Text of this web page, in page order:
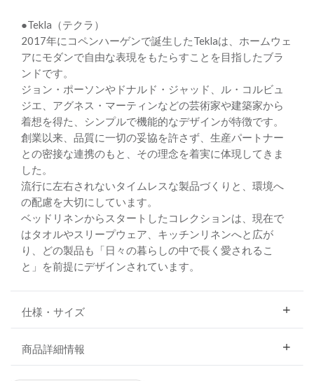
●Tekla（テクラ）
2017年にコペンハーゲンで誕生したTeklaは、ホームウェ
アにモダンで自由な表現をもたらすことを目指したブラ
ンドです。
ジョン・ポーソンやドナルド・ジャッド、ル・コルビュ
ジエ、アグネス・マーティンなどの芸術家や建築家から
着想を得た、シンプルで機能的なデザインが特徴です。
創業以来、品質に一切の妥協を許さず、生産パートナー
との密接な連携のもと、その理念を着実に体現してきま
した。
流行に左右されないタイムレスな製品づくりと、環境へ
の配慮を大切にしています。
ベッドリネンからスタートしたコレクションは、現在で
はタオルやスリープウェア、キッチンリネンへと広が
り、どの製品も「日々の暮らしの中で長く愛されるこ
と」を前提にデザインされています。
仕様・サイズ
商品詳細情報